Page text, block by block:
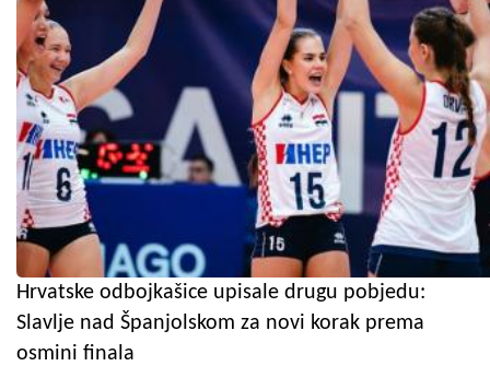
Hrvatske odbojkašice upisale drugu pobjedu:
Slavlje nad Španjolskom za novi korak prema
osmini finala